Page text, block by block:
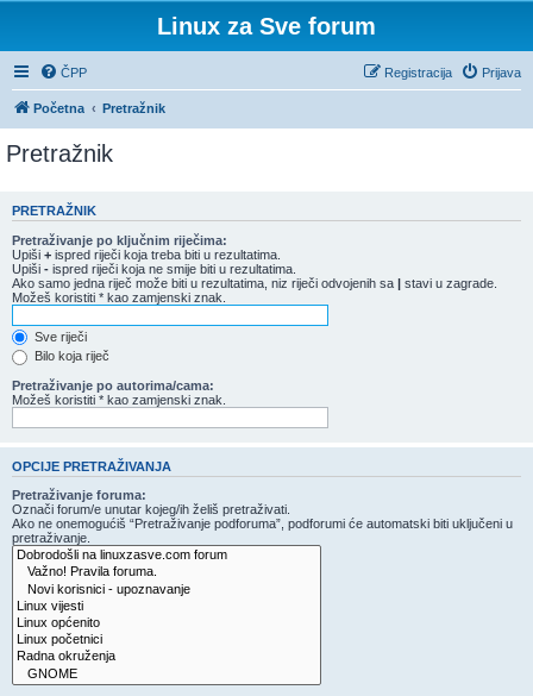
Linux za Sve forum
ČPP Prijava
Registracija
Početna Pretražnik
Pretražnik
PRETRAŽNIK
Pretraživanje po ključnim riječima:
Upiši + ispred riječi koja treba biti u rezultatima.
Upiši - ispred riječi koja ne smije biti u rezultatima.
Ako samo jedna riječ može biti u rezultatima, niz riječi odvojenih sa | stavi u zagrade.
Možeš koristiti * kao zamjenski znak.
Sve riječi
Bilo koja riječ
Pretraživanje po autorima/cama:
Možeš koristiti * kao zamjenski znak.
OPCIJE PRETRAŽIVANJA
Pretraživanje foruma:
Označi forum/e unutar kojeg/ih želiš pretraživati.
Ako ne onemogućiš “Pretraživanje podforuma”, podforumi će automatski biti uključeni u
pretraživanje.